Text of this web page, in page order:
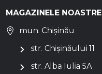
MAGAZINELE NOASTRE
mun. Chișinău
str. Chișinăului 11
str. Alba Iulia 5A